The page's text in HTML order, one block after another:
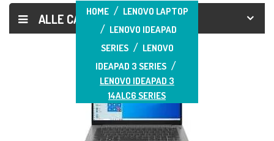
ALLE CATEGORIEËN
HOME
LENOVO LAPTOP
LENOVO IDEAPAD
SERIES
LENOVO
IDEAPAD 3 SERIES
LENOVO IDEAPAD 3
14ALC6 SERIES